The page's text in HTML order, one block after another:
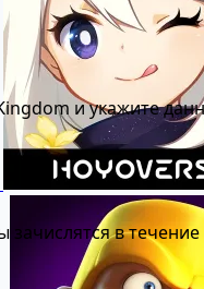
и укажите
в течение